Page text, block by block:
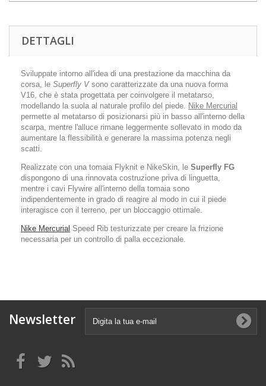
DETTAGLI
Sviluppate intorno all'idea di una prestazione da macchina da
corsa, le Superfly Vsono caratterizzate da una nuova forma
V16, che è stata progettata per coinvolgere il metatarso,
modellando la suola al naturale profilo del piede. Nike Mercurial
permette al metatarso di posizionarsi più in basso all'interno della
scarpa, mentre l'alluce rimane leggermente sollevato in modo da
aumentare la flessibilità e generare la massima potenza negli
scatti.
Realizzate con una tomaia Flyknit e NikeSkin, le Superfly FG
dispongono di una rinnovata costruzione priva di linguetta,
mentre i cavi Flywire all'interno della tomaia sono
indipendentemente in grado di reagire al modo in cui il piede
interagisce con il terreno, per un bloccaggio ottimale.
Nike Mercurial Speed Rib testurizzate per creare la frizione
necessaria per un controllo di palla eccezionale.
Newsletter